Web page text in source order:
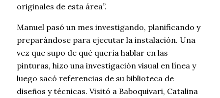
originales de esta área”.
Manuel pasó un mes investigando, planificando y
preparándose para ejecutar la instalación. Una
vez que supo de qué quería hablar en las
pinturas, hizo una investigación visual en línea y
luego sacó referencias de su biblioteca de
diseños y técnicas. Visitó a Baboquivari, Catalina